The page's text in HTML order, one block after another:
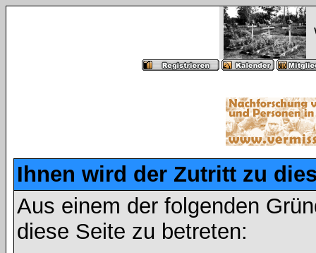
Ihnen wird der Zutritt zu
Aus einem der folgenden
diese Seite zu betreten: